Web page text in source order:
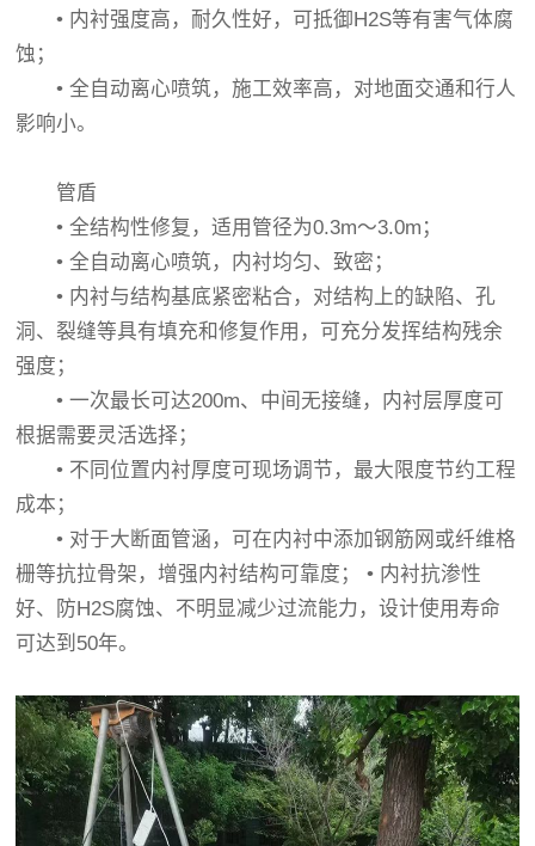
• 内衬强度高，耐久性好，可抵御H2S等有害气体腐
蚀；
• 全自动离心喷筑，施工效率高，对地面交通和行人
影响小。
管盾
• 全结构性修复，适用管径为0.3m～3.0m；
• 全自动离心喷筑，内衬均匀、致密；
• 内衬与结构基底紧密粘合，对结构上的缺陷、孔
洞、裂缝等具有填充和修复作用，可充分发挥结构残余
强度；
• 一次最长可达200m、中间无接缝，内衬层厚度可
根据需要灵活选择；
• 不同位置内衬厚度可现场调节，最大限度节约工程
成本；
• 对于大断面管涵，可在内衬中添加钢筋网或纤维格
栅等抗拉骨架，增强内衬结构可靠度； • 内衬抗渗性
好、防H2S腐蚀、不明显减少过流能力，设计使用寿命
可达到50年。